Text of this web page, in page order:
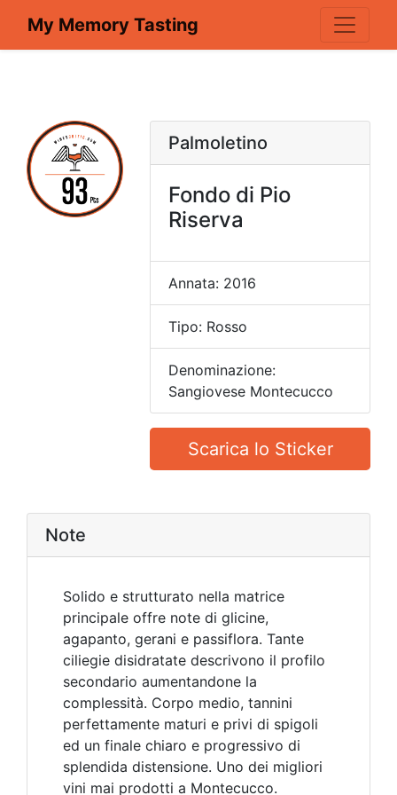
My Memory Tasting
Palmoletino
Fondo di Pio
Riserva
Annata: 2016
Tipo: Rosso
Denominazione:
Sangiovese Montecucco
Scarica lo Sticker
Note
Solido e strutturato nella matrice
principale offre note di glicine,
agapanto, gerani e passiflora. Tante
ciliegie disidratate descrivono il profilo
secondario aumentandone la
complessità. Corpo medio, tannini
perfettamente maturi e privi di spigoli
ed un finale chiaro e progressivo di
splendida distensione. Uno dei migliori
vini mai prodotti a Montecucco.